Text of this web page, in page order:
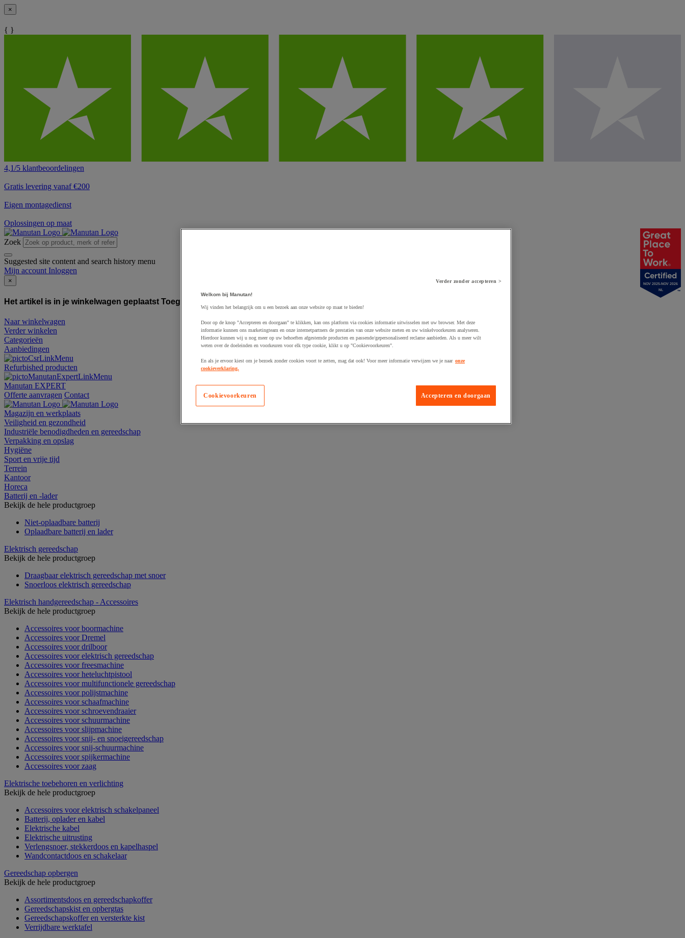
×
{ }
4,1/5 klantbeoordelingen
Gratis levering vanaf €200
Eigen montagedienst
Oplossingen op maat
Zoek
Suggested site content and search history menu
Mijn account Inloggen
×
Het artikel is in je winkelwagen geplaatst Toegevoegd aan winkelwagen
Naar winkelwagen
Verder winkelen
Categorieën
Aanbiedingen
Refurbished producten
Manutan EXPERT
Offerte aanvragen Contact
Magazijn en werkplaats
Veiligheid en gezondheid
Industriële benodigdheden en gereedschap
Verpakking en opslag
Hygiëne
Sport en vrije tijd
Terrein
Kantoor
Horeca
Batterij en -lader
Bekijk de hele productgroep
Niet-oplaadbare batterij
Oplaadbare batterij en lader
Elektrisch gereedschap
Bekijk de hele productgroep
Draagbaar elektrisch gereedschap met snoer
Snoerloos elektrisch gereedschap
Elektrisch handgereedschap - Accessoires
Bekijk de hele productgroep
Accessoires voor boormachine
Accessoires voor Dremel
Accessoires voor drilboor
Accessoires voor elektrisch gereedschap
Accessoires voor freesmachine
Accessoires voor heteluchtpistool
Accessoires voor multifunctionele gereedschap
Accessoires voor polijstmachine
Accessoires voor schaafmachine
Accessoires voor schroevendraaier
Accessoires voor schuurmachine
Accessoires voor slijpmachine
Accessoires voor snij- en snoeigereedschap
Accessoires voor snij-schuurmachine
Accessoires voor spijkermachine
Accessoires voor zaag
Elektrische toebehoren en verlichting
Bekijk de hele productgroep
Accessoires voor elektrisch schakelpaneel
Batterij, oplader en kabel
Elektrische kabel
Elektrische uitrusting
Verlengsnoer, stekkerdoos en kapelhaspel
Wandcontactdoos en schakelaar
Gereedschap opbergen
Bekijk de hele productgroep
Assortimentsdoos en gereedschapkoffer
Gereedschapskist en opbergtas
Gereedschapskoffer en versterkte kist
Verrijdbare werktafel
NOV 2025-NOV 2026
NL
Verder zonder accepteren >
Welkom bij Manutan!
Wij vinden het belangrijk om u een bezoek aan onze website op maat te bieden!
Door op de knop "Accepteren en doorgaan" te klikken, kan ons platform via cookies informatie uitwisselen met uw browser. Met deze
informatie kunnen ons marketingteam en onze internetpartners de prestaties van onze website meten en uw winkelvoorkeuren analyseren.
Hierdoor kunnen wij u nog meer op uw behoeften afgestemde producten en passende/gepersonaliseerd reclame aanbieden. Als u meer wilt
weten over de doeleinden en voorkeuren voor elk type cookie, klikt u op "Cookievoorkeuren".
En als je ervoor kiest om je bezoek zonder cookies voort te zetten, mag dat ook! Voor meer informatie verwijzen we je naar onze
cookieverklaring.
Accepteren en doorgaan
Cookievoorkeuren